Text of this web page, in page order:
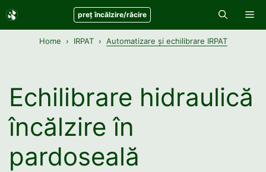
Sari
la
preț încălzire/răcire
Home IRPAT Automatizare și echilibrare IRPAT
Echilibrare hidraulică
încălzire în
pardoseală